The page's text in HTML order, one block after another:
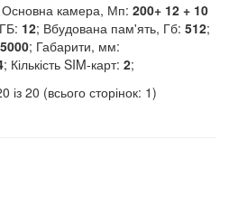
камера, Мп: 200+ 12 + 10
12; Вбудована пам'ять, Гб: 512;
5000; Габарити, мм:
; Кількість SIM-карт: 2;
із 20 (всього сторінок: 1)